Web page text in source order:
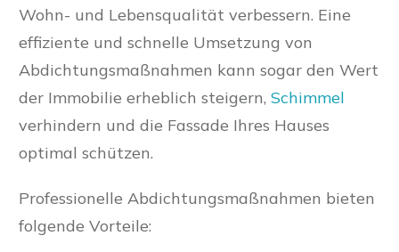
Wohn- und Lebensqualität verbessern. Eine
effiziente und schnelle Umsetzung von
Abdichtungsmaßnahmen kann sogar den Wert
der Immobilie erheblich steigern, Schimmel
verhindern und die Fassade Ihres Hauses
optimal schützen.
Professionelle Abdichtungsmaßnahmen bieten
folgende Vorteile: